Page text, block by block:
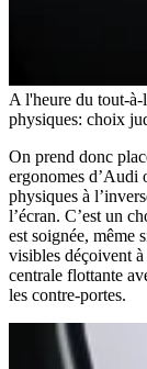
A l'heure du tout-à-
physiques: choix
On prend donc
ergonomes d’Audi
physiques à
l’écran. C’est un
est soignée, même
visibles déçoivent
centrale flottante
les contre-portes.